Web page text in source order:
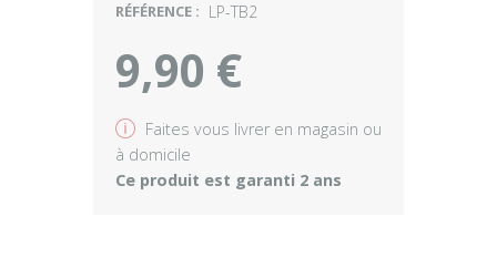
RÉFÉRENCE : LP-TB2
9,90 €
v Faites vous livrer en magasin ou
à domicile
Ce produit est garanti 2 ans